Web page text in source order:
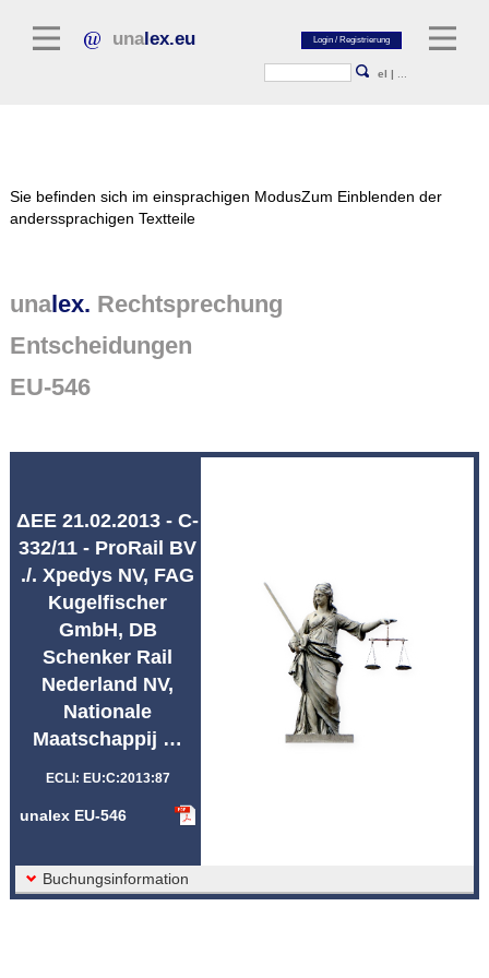
unalex.eu
el |
Normtexte
Rechtsprechung
Sie befinden sich im einsprachigen ModusZum Einblenden der
anderssprachigen Textteile
unalex. Rechtsprechung
Entscheidungen
EU-546
ΔΕΕ 21.02.2013 - C-
332/11 - ProRail BV
./. Xpedys NV, FAG
Kugelfischer
GmbH, DB
Schenker Rail
Nederland NV,
Nationale
Maatschappij …
ECLI: EU:C:2013:87
unalex EU-546
Buchungsinformation